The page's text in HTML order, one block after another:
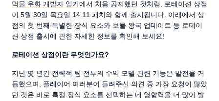
먹물 우화 개발자 일기에서 처음 공지했던 것처럼, 로테이션 상점
이 5월 30일 목요일 14.11 패치와 함께 출시됩니다. 아래에서 상
점의 첫 번째 특별한 장식 요소와 보물 왕국 업데이트 등 로테이
션 상점 출시에 관한 자세한 정보를 확인해 보세요!
로테이션 상점이란 무엇인가요?
지난 몇 년간 전략적 팀 전투의 수익 모델 관련 기능은 발전을 거
듭했으며, 플레이어 여러분이 들려주신 의견 중 가장 요청이 많았
던 것은 바로 특정 장식 요소를 선택하는 데 영향력을 더 많이 발